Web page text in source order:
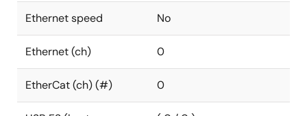
Ethernet speed No
Ethernet (ch) 0
EtherCat (ch) (#) 0